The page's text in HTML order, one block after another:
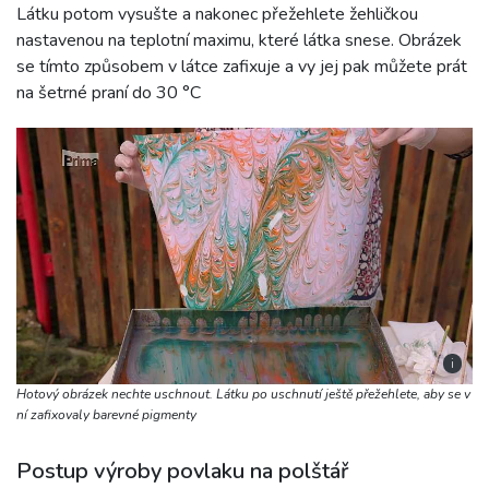
Látku potom vysušte a nakonec přežehlete žehličkou
nastavenou na teplotní maximu, které látka snese. Obrázek
se tímto způsobem v látce zafixuje a vy jej pak můžete prát
na šetrné praní do 30 °C
i
Hotový obrázek nechte uschnout. Látku po uschnutí ještě přežehlete, aby se v
ní zafixovaly barevné pigmenty
Postup výroby povlaku na polštář